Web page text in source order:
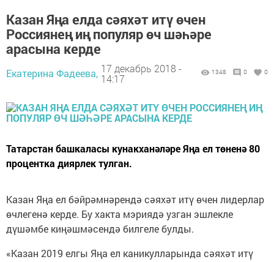
Казан Яңа елда сәяхәт итү өчен
Россиянең иң популяр өч шәһәре
арасына керде
Екатерина Фадеева, 17 декабрь 2018 -
14:17
1348 0 0
Татарстан башкаласы кунакханәләре Яңа ел төненә 80
процентка диярлек тулган.
Казан Яңа ел бәйрәмнәрендә сәяхәт итү өчен лидерлар
өчлегенә керде. Бу хакта мэриядә узган эшлекле
дүшәмбе киңәшмәсендә билгеле булды.
«Казан 2019 елгы Яңа ел каникулларында сәяхәт итү